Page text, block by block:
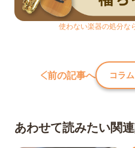
使わない楽器の処分な
前の記事へ コラ
あわせて読みたい関